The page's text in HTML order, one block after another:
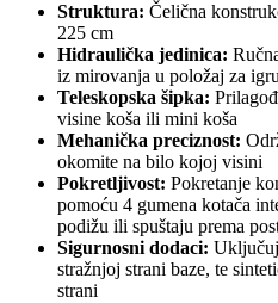
Struktura: Čelična
225 cm
Hidraulička jedinica:
iz mirovanja u položaj za
Teleskopska šipka:
visine koša ili mini koša
Mehanička preciznost:
okomite na bilo kojoj visini
Pokretljivost: Pokretanje
pomoću 4 gumena kotača
podižu ili spuštaju prema
Sigurnosni dodaci:
stražnjoj strani baze, te
strani